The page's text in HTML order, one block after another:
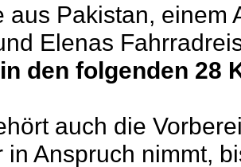
aus Pakistan, einem
Elenas
den folgenden 28
auch die
in Anspruch nimmt,